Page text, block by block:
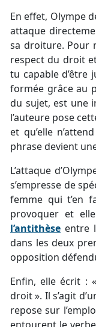
En effet, Olympe
attaque
sa droiture. Pour
respect du droit
tu capable d’être
formée grâce au
du sujet, est une
l’auteure pose
et qu’elle
phrase devient
L’attaque
s’empresse de
femme qui t’en
provoquer et
l’antithèse entre
dans les deux
opposition
Enfin, elle écrit :
droit ». Il s’agit
repose sur